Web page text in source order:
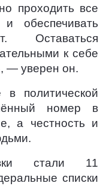
проходить все
обеспечивать
Оставаться
к себе
— уверен он.
политической
номер в
а честность и
стали 11
списки